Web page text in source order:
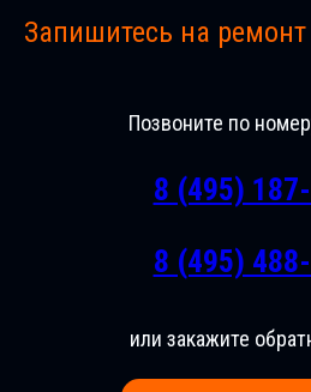
Запишитесь на
Позвоните по
8 (495)
8 (495)
или закажите